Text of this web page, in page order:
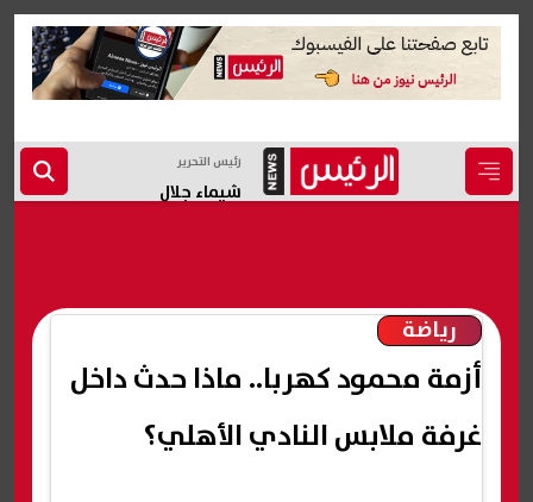
رئيس التحرير
شيماء جلال
رياضة
أزمة محمود كهربا.. ماذا حدث داخل
غرفة ملابس النادي الأهلي؟